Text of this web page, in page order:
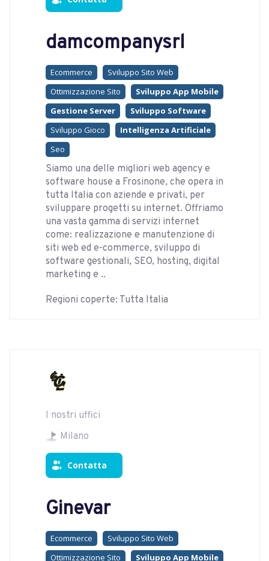
damcompanysrl
Ecommerce
Sviluppo Sito Web
Ottimizzazione Sito
Sviluppo App Mobile
Gestione Server
Sviluppo Software
Sviluppo Gioco
Intelligenza Artificiale
Seo
Siamo una delle migliori web agency e
software house a Frosinone, che opera in
tutta Italia con aziende e privati, per
sviluppare progetti su internet. Offriamo
una vasta gamma di servizi internet
come: realizzazione e manutenzione di
siti web ed e-commerce, sviluppo di
software gestionali, SEO, hosting, digital
marketing e ..
Regioni coperte: Tutta Italia
I nostri uffici
Milano
Contatta
Ginevar
Ecommerce
Sviluppo Sito Web
Ottimizzazione Sito
Sviluppo App Mobile